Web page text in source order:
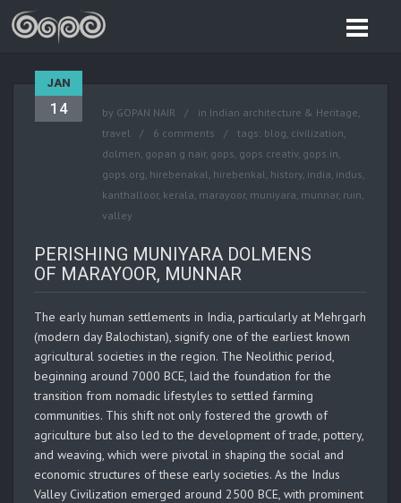
JAN
14 by GOPAN NAIR in Indian architecture & Heritage,
travel
6 comments tags: blog, civilization,
dolmen, gopan g nair, gops, gops creativ, gops.in,
gops.org, hirebenakal, hirebenkal, history, india, indus,
kanthalloor, kerala, marayoor, muniyara, munnar, ruin,
valley
PERISHING MUNIYARA DOLMENS
OF MARAYOOR, MUNNAR
The early human settlements in India, particularly at Mehrgarh
(modern day Balochistan), signify one of the earliest known
agricultural societies in the region. The Neolithic period,
beginning around 7000 BCE, laid the foundation for the
transition from nomadic lifestyles to settled farming
communities. This shift not only fostered the growth of
agriculture but also led to the development of trade, pottery,
and weaving, which were pivotal in shaping the social and
economic structures of these early societies. As the Indus
Valley Civilization emerged around 2500 BCE, with prominent